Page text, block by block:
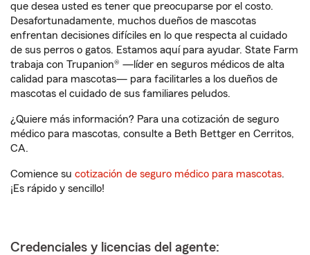
que desea usted es tener que preocuparse por el costo.
Desafortunadamente, muchos dueños de mascotas
enfrentan decisiones difíciles en lo que respecta al cuidado
de sus perros o gatos. Estamos aquí para ayudar. State Farm
trabaja con Trupanion® —líder en seguros médicos de alta
calidad para mascotas— para facilitarles a los dueños de
mascotas el cuidado de sus familiares peludos.
¿Quiere más información? Para una cotización de seguro
médico para mascotas, consulte a Beth Bettger en Cerritos,
CA.
Comience su cotización de seguro médico para mascotas.
¡Es rápido y sencillo!
Credenciales y licencias del agente: